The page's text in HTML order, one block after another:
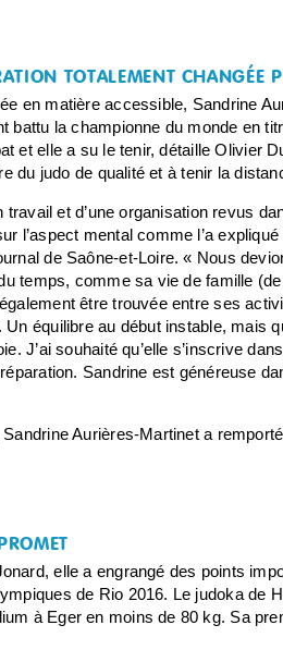
TOTALEMENT CHANGÉE
en matière accessible, Sandrine
battu la championne du monde en
et elle a su le tenir, détaille Olivier
du judo de qualité et à tenir la
travail et d’une organisation revus
l’aspect mental comme l’a
de Saône-et-Loire. « Nous
temps, comme sa vie de famille
être trouvée entre ses
Un équilibre au début instable, mais
J’ai souhaité qu’elle s’inscrive
Sandrine est généreuse
Aurières-Martinet a
elle a engrangé des points
de Rio 2016. Le judoka de
à Eger en moins de 80 kg. Sa